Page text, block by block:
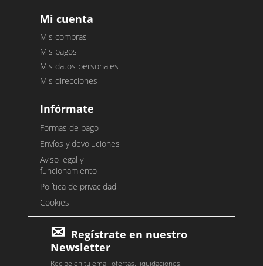
Mi cuenta
Mis compras
Mis pagos
Mis datos personales
Mis direcciones
Infórmate
Formas de pago
Envíos y devoluciones
Aviso legal y
funcionamiento
Política de privacidad
Cookies
Regístrate en nuestro
Newsletter
Recibe en tu email ofertas, liquidaciones,